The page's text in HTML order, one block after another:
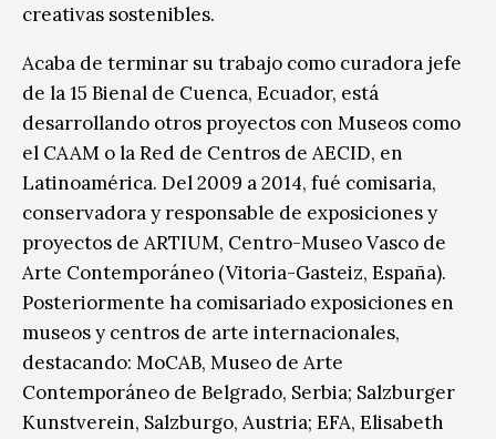
creativas sostenibles.
Acaba de terminar su trabajo como curadora jefe
de la 15 Bienal de Cuenca, Ecuador, está
desarrollando otros proyectos con Museos como
el CAAM o la Red de Centros de AECID, en
Latinoamérica. Del 2009 a 2014, fué comisaria,
conservadora y responsable de exposiciones y
proyectos de ARTIUM, Centro-Museo Vasco de
Arte Contemporáneo (Vitoria-Gasteiz, España).
Posteriormente ha comisariado exposiciones en
museos y centros de arte internacionales,
destacando: MoCAB, Museo de Arte
Contemporáneo de Belgrado, Serbia; Salzburger
Kunstverein, Salzburgo, Austria; EFA, Elisabeth